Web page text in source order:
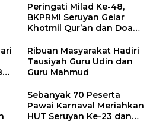
Peringati Milad Ke-48,
BKPRMI Seruyan Gelar
Khotmil Qur’an dan Doa
Ribuan Masyarakat Hadiri
Tausiyah Guru Udin dan
Guru Mahmud
Sebanyak 70 Peserta
Pawai Karnaval Meriahkan
HUT Seruyan Ke-23 dan